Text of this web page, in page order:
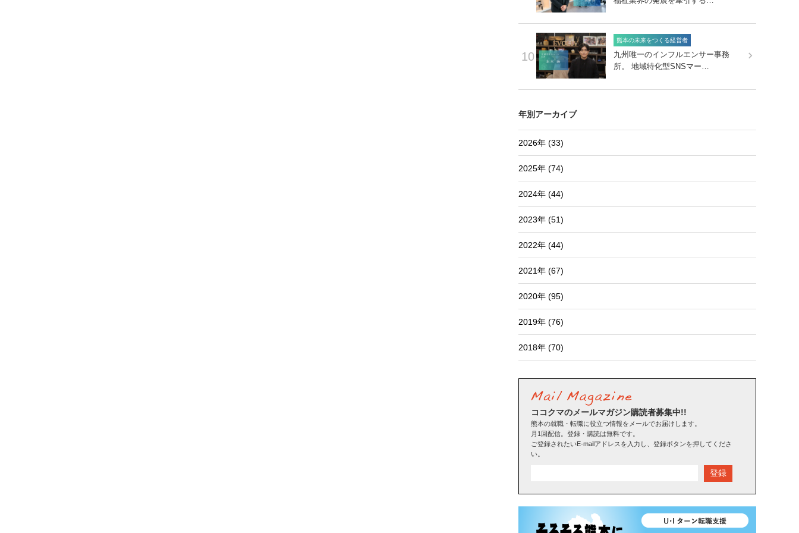
10
熊本の未来をつくる経営者
九州唯一のインフルエンサー事務
所。 地域特化型SNSマー…
年別アーカイブ
2026年 (33)
2025年 (74)
2024年 (44)
2023年 (51)
2022年 (44)
2021年 (67)
2020年 (95)
2019年 (76)
2018年 (70)
ココクマのメールマガジン購読者募集中!!
熊本の就職・転職に役立つ情報をメールでお届けします。
月1回配信。登録・購読は無料です。
ご登録されたいE-mailアドレスを入力し、登録ボタンを押してくださ
い。
登録